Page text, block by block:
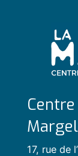
17, rue de